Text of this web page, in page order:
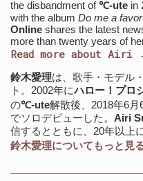
the disbandment of℃-ute in
with the album Do me a favor
Online shares the latest
more than twenty years of
Read more about Airi
鈴木愛理は、歌手・モデル
ト。2002年にハロー！プロ
の℃-ute解散後、2018年6月
でソロデビューした。 Airi
信するとともに、20年以上
鈴木愛理についてもっと見